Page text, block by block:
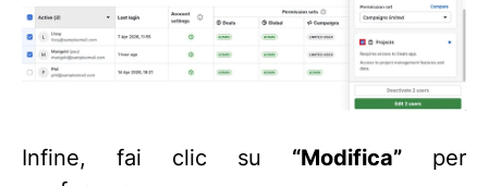
Infine, fai clic su “Modifica” per